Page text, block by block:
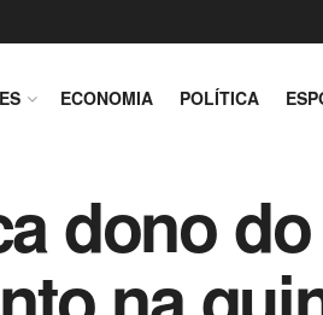
ECONOMIA POLÍTICA
dono